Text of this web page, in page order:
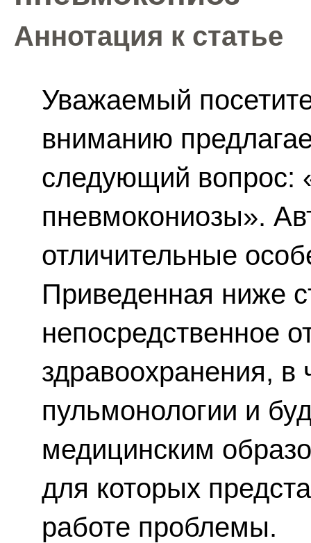
Аннотация к статье
Уважаемый
вниманию
следующий вопрос:
пневмокониозы».
отличительные
Приведенная ниже
непосредственное
здравоохранения, в
пульмонологии и
медицинским
для которых
работе проблемы.